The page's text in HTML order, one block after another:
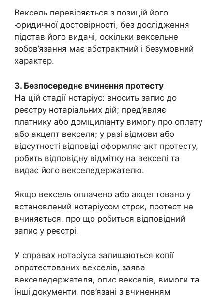
Вексель перевіряється з позицій його
юридичної достовірності, без дослідження
підстав його видачі, оскільки вексельне
зобов’язання має абстрактний і безумовний
характер.
3. Безпосереднє вчинення протесту
На цій стадії нотаріус: вносить запис до
реєстру нотаріальних дій; пред’являє
платнику або доміциліанту вимогу про оплату
або акцепт векселя; у разі відмови або
відсутності відповіді оформляє акт протесту,
робить відповідну відмітку на векселі та
видає його векселедержателю.
Якщо вексель оплачено або акцептовано у
встановлений нотаріусом строк, протест не
вчиняється, про що робиться відповідний
запис у реєстрі.
У справах нотаріуса залишаються копії
опротестованих векселів, заява
векселедержателя, опис векселів, вимоги та
інші документи, пов’язані з вчиненням